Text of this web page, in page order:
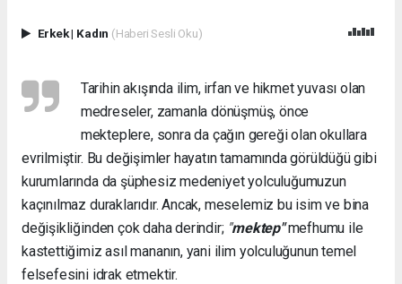
Erkek| Kadın (Haberi Sesli Oku)
Tarihin akışında ilim, irfan ve hikmet yuvası olan
medreseler, zamanla dönüşmüş, önce
mekteplere, sonra da çağın gereği olan okullara
evrilmiştir. Bu değişimler hayatın tamamında görüldüğü gibi
kurumlarında da şüphesiz medeniyet yolculuğumuzun
kaçınılmaz duraklarıdır. Ancak, meselemiz bu isim ve bina
değişikliğinden çok daha derindir; "mektep"mefhumu ile
kastettiğimiz asıl mananın, yani ilim yolculuğunun temel
felsefesini idrak etmektir.